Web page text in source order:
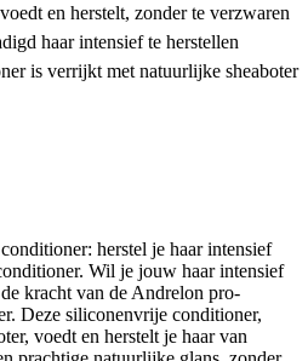
en herstelt, zonder te verzwaren
haar intensief te herstellen
is verrijkt met natuurlijke sheaboter
herstel je haar intensief
Wil je jouw haar intensief
kracht van de Andrelon pro-
Deze siliconenvrije conditioner,
voedt en herstelt je haar van